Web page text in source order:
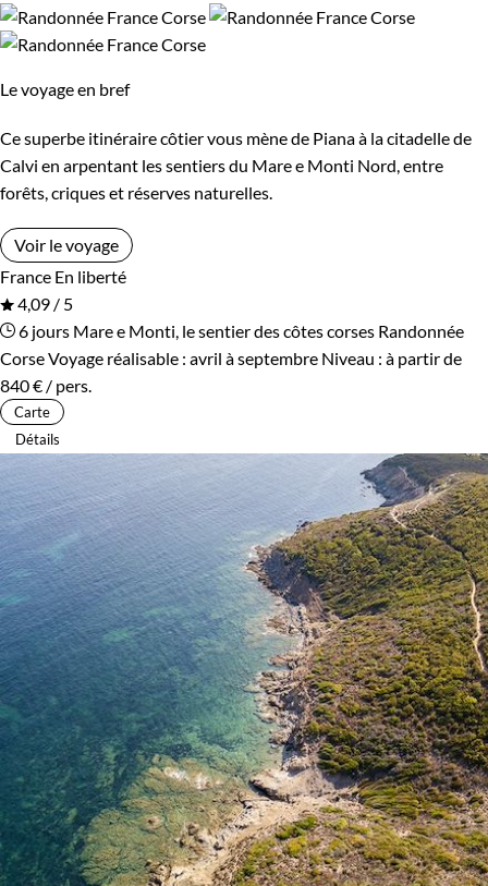
Le voyage en bref
Ce superbe itinéraire côtier vous mène de Piana à la citadelle de
Calvi en arpentant les sentiers du Mare e Monti Nord, entre
forêts, criques et réserves naturelles.
Voir le voyage
France En liberté
4,09 / 5
6 jours Mare e Monti, le sentier des côtes corses Randonnée
CorseVoyage réalisable : avril à septembre Niveau : à partir de
840 € / pers.
Carte
Détails